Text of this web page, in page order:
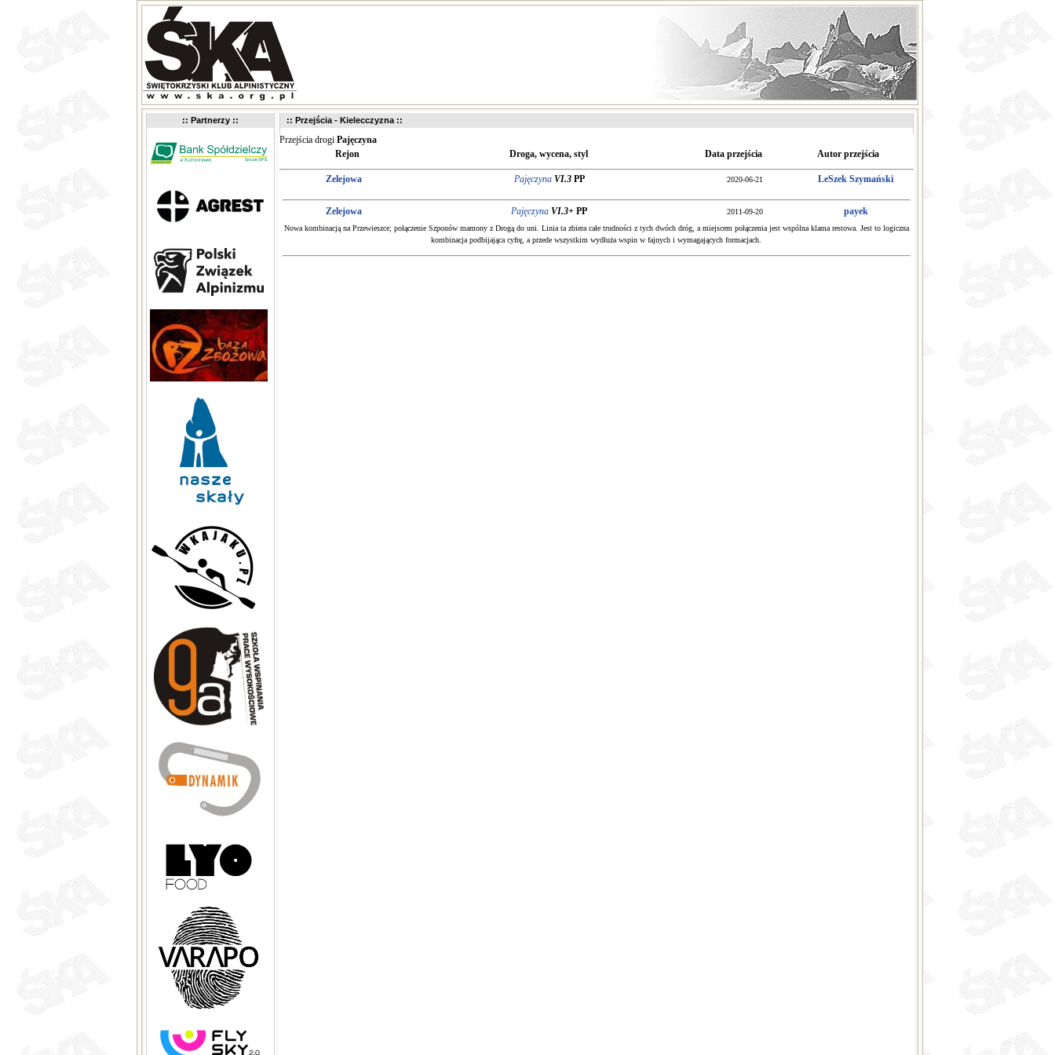
:: Partnerzy :: :: Przejścia - Kielecczyzna ::
Przejścia drogi Pajęczyna
Rejon
Droga, wycena, styl Data przejścia Autor przejścia
Zelejowa Pajęczyna VI.3 PP 2020-06-21 LeSzek Szymański
Zelejowa Pajęczyna VI.3+ PP 2011-09-20 payek
Nowa kombinacją na Przewieszce; połączenie Szponów mamony z Drogą do uni. Linia ta zbiera całe trudności z tych dwóch dróg, a miejscem połączenia jest wspólna klama restowa. Jest to logiczna
kombinacja podbijająca cyfrę, a przede wszystkim wydłuża wspin w fajnych i wymagających formacjach.